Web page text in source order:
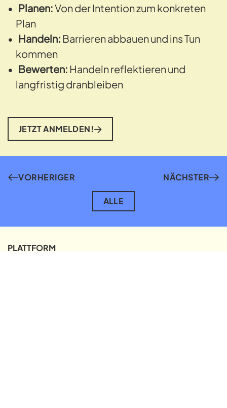
Planen:Von der Intention zum konkreten
Plan
Handeln: Barrieren abbauen und ins Tun
kommen
Bewerten: Handeln reflektieren und
langfristig dranbleiben
JETZT ANMELDEN!
VORHERIGER
ALLE
NÄCHSTER
PLATTFORM